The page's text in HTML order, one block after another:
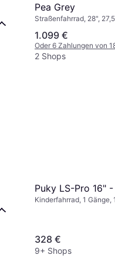
Pea Grey
Straßenfahrrad, 28",
1.099 €
Oder 6 Zahlungen von
2 Shops
Puky LS-Pro 16"
Kinderfahrrad, 1 Gänge,
328 €
9+ Shops